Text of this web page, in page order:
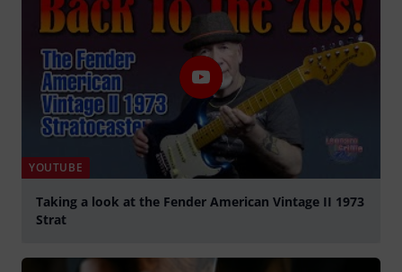
YOUTUBE
Taking a look at the Fender American Vintage II 1973
Strat